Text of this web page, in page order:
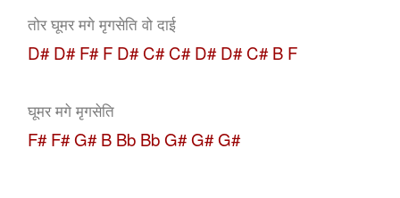
तोर घूमर मगे मृगसेति वो दाई
D# D# F# F D# C# C# D# D# C# B F
घूमर मगे मृगसेति
F# F# G# B Bb Bb G# G# G#